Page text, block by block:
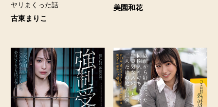
ヤリまくった話
古東まりこ
美園和花